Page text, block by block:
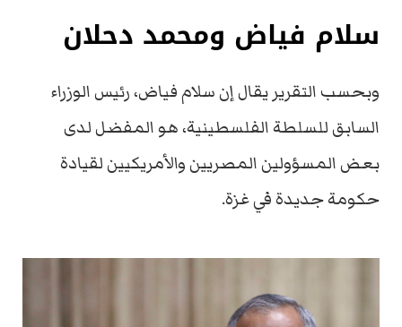
سلام فياض ومحمد دحلان
وبحسب التقرير يقال إن سلام فياض، رئيس الوزراء
السابق للسلطة الفلسطينية، هو المفضل لدى
بعض المسؤولين المصريين والأمريكيين لقيادة
حكومة جديدة في غزة.